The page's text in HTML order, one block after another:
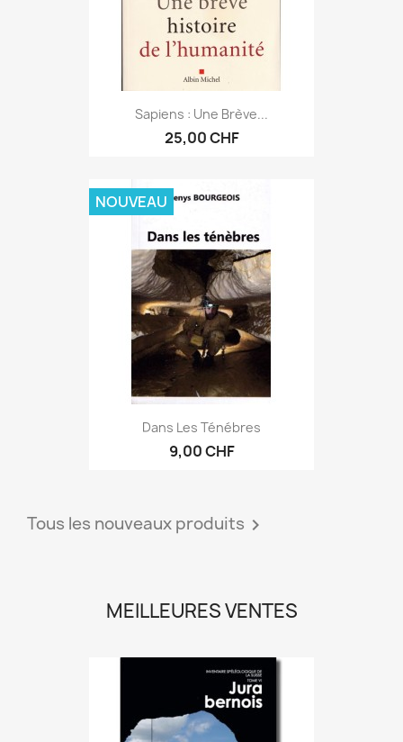
Sapiens : Une Brève...
25,00 CHF
Dans Les Ténébres
9,00 CHF
NOUVEAU
Tous les nouveaux produits 
MEILLEURES VENTES